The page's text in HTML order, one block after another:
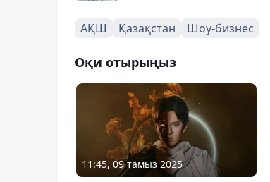
АҚШ Қазақстан Шоу-бизнес
Оқи отырыңыз
11:45, 09 тамыз 2025